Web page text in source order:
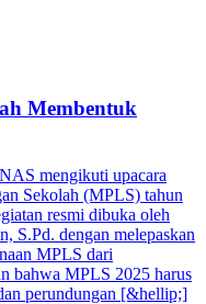
Membentuk
mengikuti upacara
Sekolah (MPLS) tahun
resmi dibuka oleh
S.Pd. dengan melepaskan
MPLS dari
bahwa MPLS 2025 harus
perundungan [&hellip;]